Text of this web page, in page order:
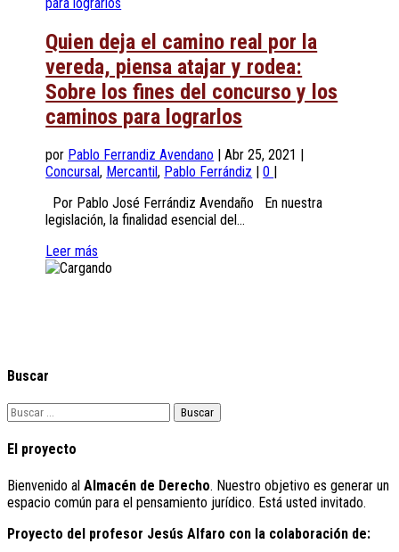
Quien deja el camino real por la
vereda, piensa atajar y rodea:
Sobre los fines del concurso y los
caminos para lograrlos
por Pablo Ferrandiz Avendano |Abr 25, 2021
Concursal, Mercantil, Pablo Ferrándiz |0
Por Pablo José Ferrándiz Avendaño En nuestra
legislación, la finalidad esencial del...
Leer más
Buscar
Buscar:
El proyecto
Bienvenido al Almacén de Derecho. Nuestro objetivo es generar un
espacio común para el pensamiento jurídico. Está usted invitado.
Proyecto del profesor Jesús Alfaro con la colaboración de: